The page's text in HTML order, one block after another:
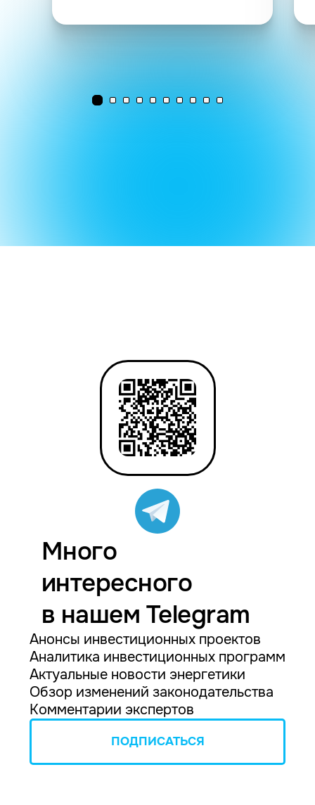
Много
интересного
в нашем Telegram
Анонсы инвестиционных проектов
Аналитика инвестиционных программ
Актуальные новости энергетики
Обзор изменений законодательства
Комментарии экспертов
ПОДПИСАТЬСЯ